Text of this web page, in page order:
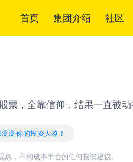
首页 集团介绍 社区
票，全靠信仰，结果一直被动
测你的投资人格！
，不构成本平台的任何投资建议。